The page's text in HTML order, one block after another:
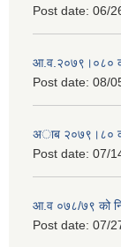
Post date: 06/
आ.व.२०७९।०८०
Post date: 08/
अाब २०७९।८०
Post date: 07/
आ.व ०७८/७९ को
Post date: 07/